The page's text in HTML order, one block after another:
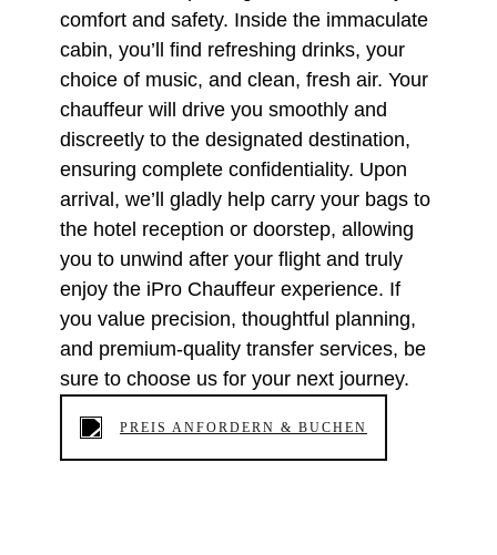
comfort and safety. Inside the immaculate
cabin, you’ll find refreshing drinks, your
choice of music, and clean, fresh air. Your
chauffeur will drive you smoothly and
discreetly to the designated destination,
ensuring complete confidentiality. Upon
arrival, we’ll gladly help carry your bags to
the hotel reception or doorstep, allowing
you to unwind after your flight and truly
enjoy the iPro Chauffeur experience. If
you value precision, thoughtful planning,
and premium-quality transfer services, be
sure to choose us for your next journey.
PREIS ANFORDERN & BUCHEN